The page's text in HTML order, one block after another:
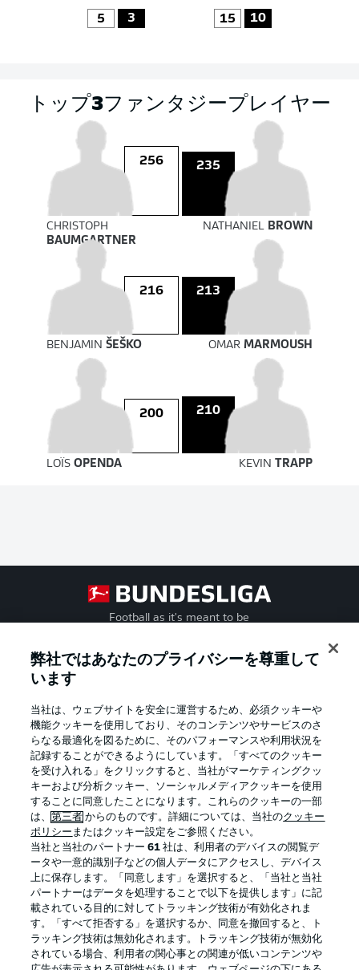
5 3 15 10
トップ3ファンタジープレイヤー
256 235
CHRISTOPH
BAUMGARTNER
NATHANIEL BROWN
216 213
BENJAMIN ŠEŠKO OMARMARMOUSH
200 210
LOÏS OPENDA KEVIN TRAPP
Football as it's meant to be
Official Partners
弊社ではあなたのプライバシーを尊重して
います
当社は、ウェブサイトを安全に運営するため、必須クッキーや
機能クッキーを使用しており、そのコンテンツやサービスのさ
らなる最適化を図るために、そのパフォーマンスや利用状況を
記録することができるようにしています。「すべてのクッキー
を受け入れる」をクリックすると、当社がマーケティングクッ
キーおよび分析クッキー、ソーシャルメディアクッキーを使用
することに同意したことになります。これらのクッキーの一部
は、第三者 からのものです。詳細については、当社のクッキー
ポリシー またはクッキー設定をご参照ください。
当社と当社のパートナー61 社は、利用者のデバイスの閲覧デ
ータや一意的識別子などの個人データにアクセスし、デバイス
上に保存します。「同意します」を選択すると、「当社と当社
パートナーはデータを処理することで以下を提供します」に記
載されている目的に対してトラッキング技術が有効化されま
す。「すべて拒否する」を選択するか、同意を撤回すると、ト
ラッキング技術は無効化されます。トラッキング技術が無効化
されている場合、利用者の関心事との関連が低いコンテンツや